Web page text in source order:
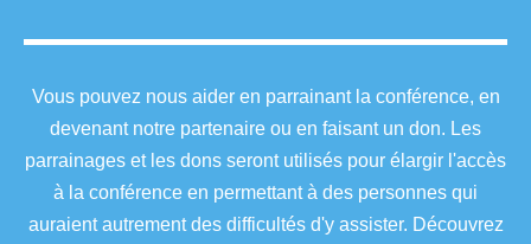
Vous pouvez nous aider en parrainant la conférence, en
devenant notre partenaire ou en faisant un don. Les
parrainages et les dons seront utilisés pour élargir l'accès
à la conférence en permettant à des personnes qui
auraient autrement des difficultés d'y assister. Découvrez